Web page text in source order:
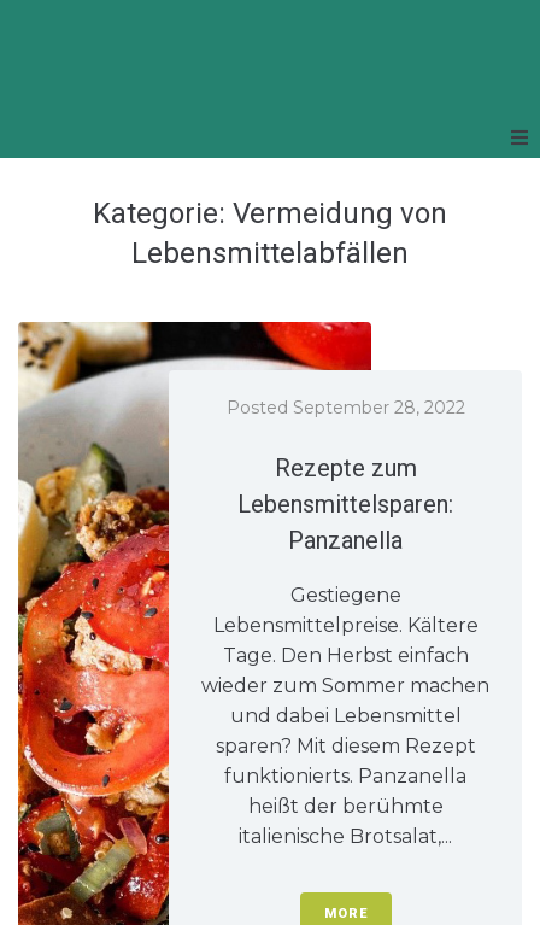
Kategorie: Vermeidung von
Lebensmittelabfällen
Posted September 28, 2022
Rezepte zum
Lebensmittelsparen:
Panzanella
Gestiegene
Lebensmittelpreise. Kältere
Tage. Den Herbst einfach
wieder zum Sommer machen
und dabei Lebensmittel
sparen? Mit diesem Rezept
funktionierts. Panzanella
heißt der berühmte
italienische Brotsalat,...
MORE